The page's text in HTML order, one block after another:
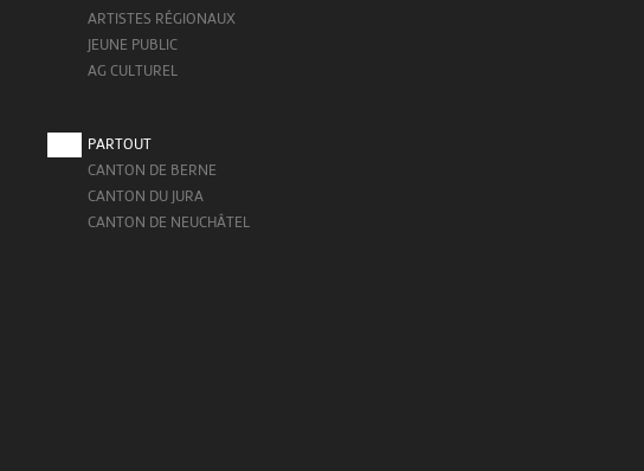
ARTISTES RÉGIONAUX
JEUNE PUBLIC
AG CULTUREL
PARTOUT
CANTON DE BERNE
CANTON DU JURA
CANTON DE NEUCHÂTEL